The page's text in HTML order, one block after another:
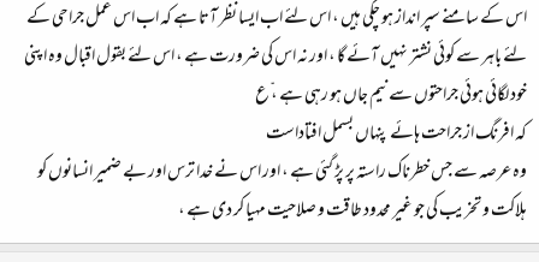
اس کے سامنے سپر انداز ہو چکی ہیں ، اس لئے اب ایسا نظر آتا ہے کہ اب اس عمل جراحی کے
لئے باہر سے کوئی نشتر نہیں آئے گا ، اور نہ اس کی ضرورت ہے ، اس لئے بقول اقبال وہ اپنی
خود لگائی ہوئی جراحتوں سے نیم جاں ہو رہی ہے ، ّع
کہ افرنگ از جراحت ہائے پنہاں بسمل افتاداست
وہ عرصہ سے جس خطرناک راستہ پر پڑ گئی ہے ، اور اس نے خدا ترس اور بے ضمیر انسانوں کو
ہلاکت و تخریب کی جو غیر محدود طاقت و صلاحیت مہیا کر دی ہے ،